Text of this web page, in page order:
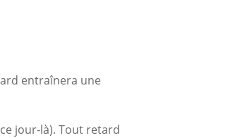
entraînera une
jour-là). Tout retard